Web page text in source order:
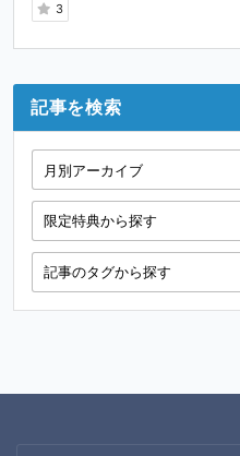
3
記事を検索